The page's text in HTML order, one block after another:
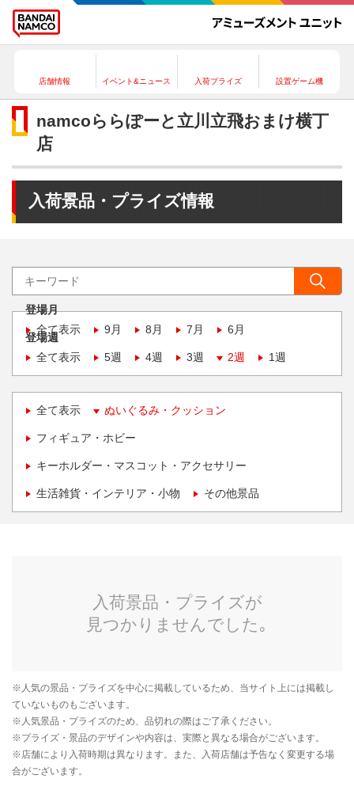
店舗情報 イベント&ニュース 入荷プライズ 設置ゲーム機
namcoららぽーと立川立飛おまけ横丁
店
入荷景品・プライズ情報
登場月
全て表示
9月 8月 7月 6月
登場週
全て表示
5週 4週 3週 2週 1週
全て表示 ぬいぐるみ・クッション
フィギュア・ホビー
キーホルダー・マスコット・アクセサリー
生活雑貨・インテリア・小物 その他景品